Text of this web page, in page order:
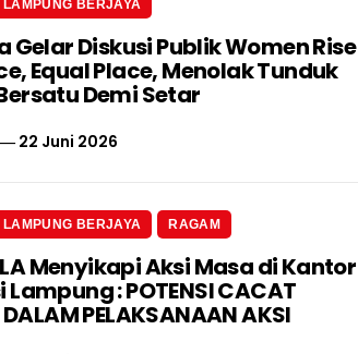
LAMPUNG BERJAYA
Gelar Diskusi Publik Women Rise
Equal Place, Menolak Tunduk
Demi Setar
22 Juni 2026
LAMPUNG BERJAYA RAGAM
Menyikapi Aksi Masa di Kantor
Lampung : POTENSI CACAT
PELAKSANAAN AKSI